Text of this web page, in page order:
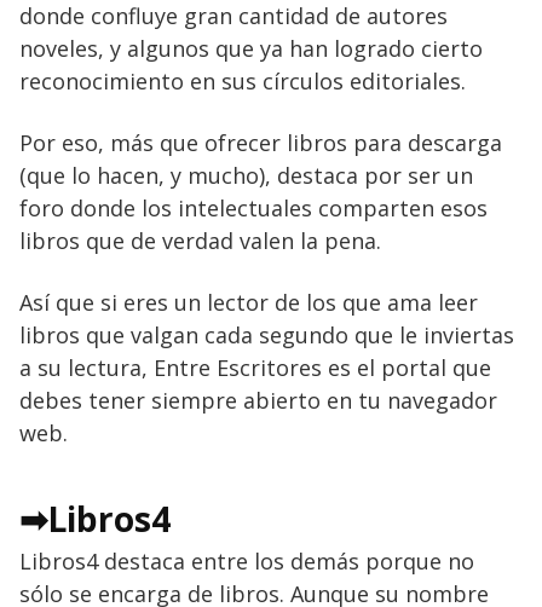
donde confluye gran cantidad de autores
noveles, y algunos que ya han logrado cierto
reconocimiento en sus círculos editoriales.
Por eso, más que ofrecer libros para descarga
(que lo hacen, y mucho), destaca por ser un
foro donde los intelectuales comparten esos
libros que de verdad valen la pena.
Así que si eres un lector de los que ama leer
libros que valgan cada segundo que le inviertas
a su lectura, Entre Escritores es el portal que
debes tener siempre abierto en tu navegador
web.
➡Libros4
Libros4 destaca entre los demás porque no
sólo se encarga de libros. Aunque su nombre